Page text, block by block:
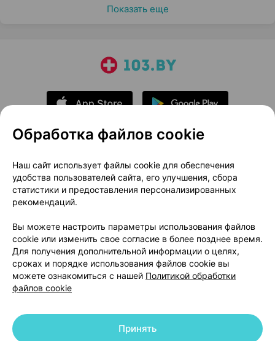
Показать еще
О проекте
Новости проекта
Размещение рекламы
Медицинский маркетинг
Публичный договор
Доставка
Способы оплаты
Вакансии
Партнеры
Написать руководителю 103.by
Написать в поддержку
Персональные настройки Cookie
Обработка файлов cookie
Наш сайт использует файлы cookie для обеспечения
удобства пользователей сайта, его улучшения, сбора
статистики и предоставления персонализированных
рекомендаций.
Вы можете настроить параметры использования файлов
cookie или изменить свое согласие в более позднее время.
Для получения дополнительной информации о целях,
сроках и порядке использования файлов cookie вы
можете ознакомиться с нашей Политикой обработки
файлов cookie
Принять